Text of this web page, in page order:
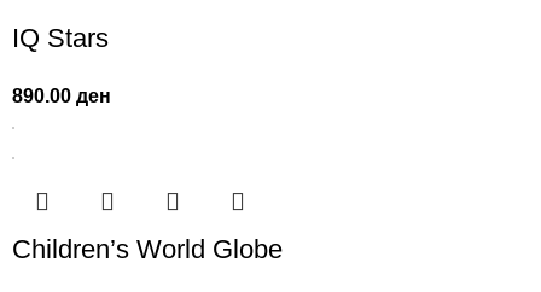
IQ Stars
890.00ден
Children’s World Globe